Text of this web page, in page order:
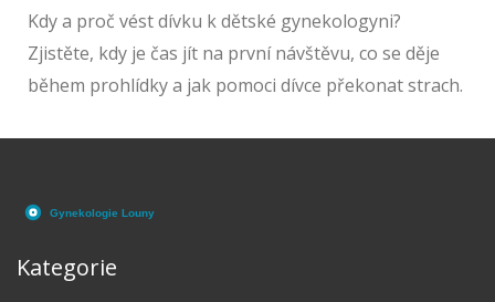
Kdy a proč vést dívku k dětské gynekologyni?
Zjistěte, kdy je čas jít na první návštěvu, co se děje
během prohlídky a jak pomoci dívce překonat strach.
Kategorie